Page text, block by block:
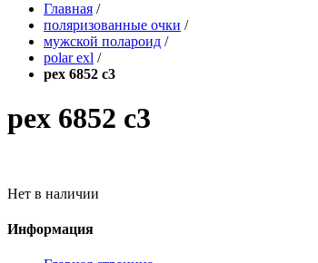
Главная /
поляризованные очки /
мужской полароид /
polar exl /
pex 6852 c3
pex 6852 c3
Нет в наличии
Информация